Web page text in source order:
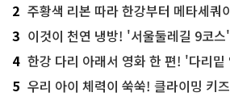
2 주황색 리본 따라 한강부터 메타세쿼이아 숲
3 이것이 천연 냉방! '서울둘레길 9코
4 한강 다리 아래서 영화 한 편! '다리밑
5 우리 아이 체력이 쑥쑥! 클라이밍 키